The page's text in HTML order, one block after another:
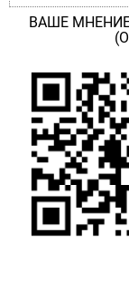
ВАШЕ